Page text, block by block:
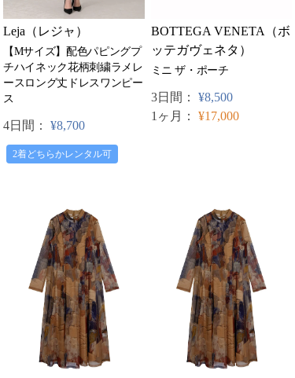
Leja（レジャ）
【Mサイズ】配色パピングプ
チハイネック花柄刺繍ラメレ
ースロング丈ドレスワンピー
ス
4日間： ¥8,700
2着どちらかレンタル可
BOTTEGA VENETA（ボ
ッテガヴェネタ）
ミニ ザ・ポーチ
3日間： ¥8,500
1ヶ月： ¥17,000